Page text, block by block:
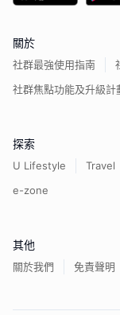
關於
社群最強使用指南
社群焦點功能及升級計
探索
U Lifestyle Travel
e-zone
其他
關於我們 免責聲明